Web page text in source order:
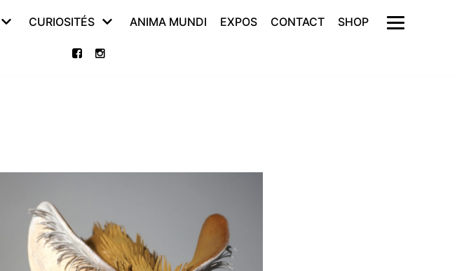
CURIOSITÉS ANIMA MUNDI EXPOS CONTACT SHOP